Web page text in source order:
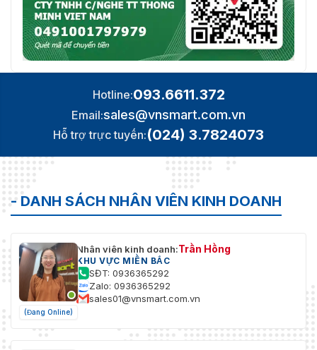
Hotline:093.6611.372
Email:sales@vnsmart.com.vn
Hỗ trợ trực tuyến:(024) 3.7824073
- DANH SÁCH NHÂN VIÊN KINH DOANH
(Đang Online)
Nhân viên kinh doanh:Trần Hồng
KHU VỰC MIỀN BẮC
SĐT: 0936365292
Zalo: 0936365292
sales01@vnsmart.com.vn